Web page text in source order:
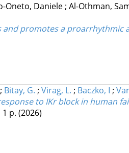
Oneto, Daniele ; Al-Othman,
and promotes a proarrhythmic
; Bitay, G. ; Virag, L. ; Baczko, I ;
to IKr block in human
1 p. (2026)